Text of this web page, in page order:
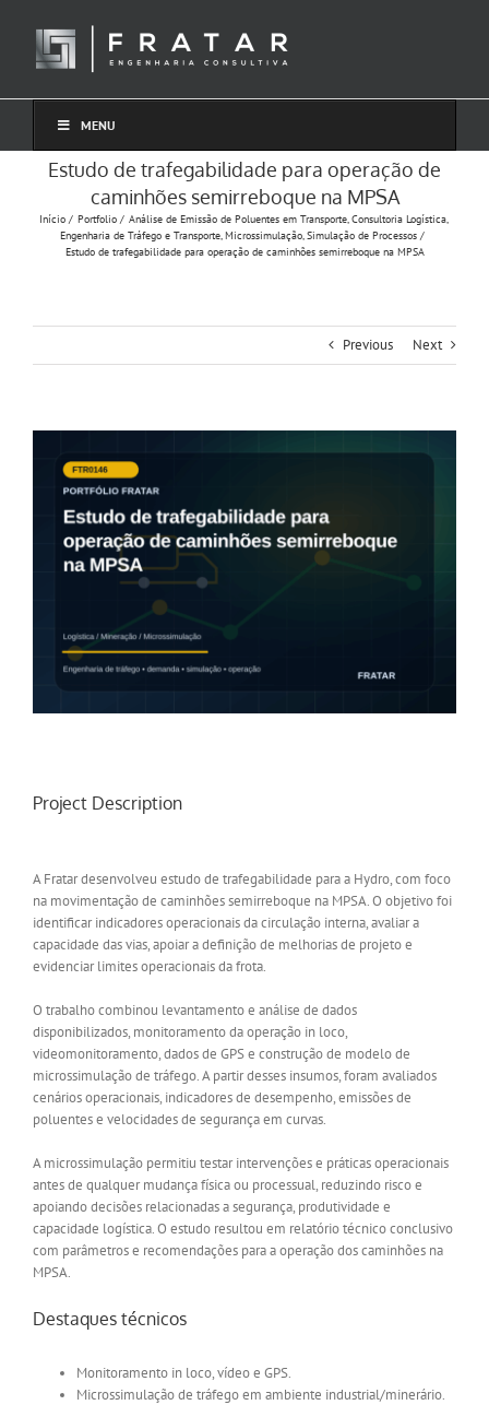
conteúdo
MENU
Estudo de trafegabilidade para operação de
caminhões semirreboque na MPSA
Início Portfolio Análise de Emissão de Poluentes em Transporte Consultoria Logística
Engenharia de Tráfego e Transporte Microssimulação Simulação de Processos
Estudo de trafegabilidade para operação de caminhões semirreboque na MPSA
Previous Next
Project Description
A Fratar desenvolveu estudo de trafegabilidade para a Hydro, com foco
na movimentação de caminhões semirreboque na MPSA. O objetivo foi
identificar indicadores operacionais da circulação interna, avaliar a
capacidade das vias, apoiar a definição de melhorias de projeto e
evidenciar limites operacionais da frota.
O trabalho combinou levantamento e análise de dados
disponibilizados, monitoramento da operação in loco,
videomonitoramento, dados de GPS e construção de modelo de
microssimulação de tráfego. A partir desses insumos, foram avaliados
cenários operacionais, indicadores de desempenho, emissões de
poluentes e velocidades de segurança em curvas.
A microssimulação permitiu testar intervenções e práticas operacionais
antes de qualquer mudança física ou processual, reduzindo risco e
apoiando decisões relacionadas a segurança, produtividade e
capacidade logística. O estudo resultou em relatório técnico conclusivo
com parâmetros e recomendações para a operação dos caminhões na
MPSA.
Destaques técnicos
Monitoramento in loco, vídeo e GPS.
Microssimulação de tráfego em ambiente industrial/minerário.